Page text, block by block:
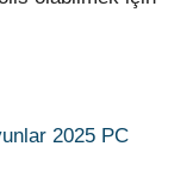
2025 PC